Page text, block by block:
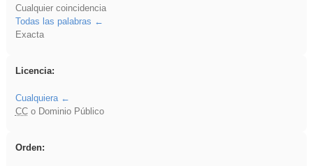
Cualquier coincidencia
Todas las palabras
Exacta
Licencia:
Cualquiera
CCo Dominio Público
Orden: